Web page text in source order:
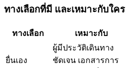
ทางเลือกที่มี และเหมาะกับใคร
ทางเลือก เหมาะกับ
ยื่นเอง
ผู้มีประวัติเดินทาง
ชัดเจน เอกสารการ